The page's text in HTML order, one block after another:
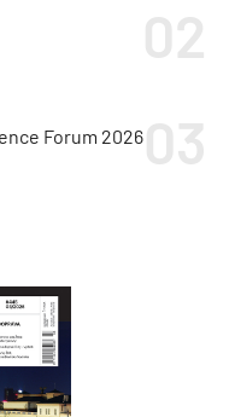
Forum 2026